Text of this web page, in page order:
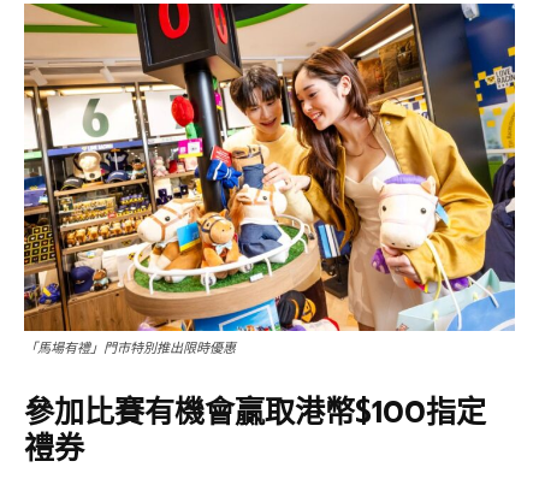
「馬場有禮」門市特別推出限時優惠
參加比賽有機會贏取港幣$100指定
禮券